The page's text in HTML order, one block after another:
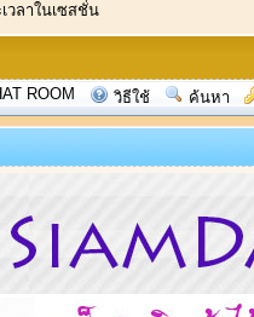
วลาในเซสชั่น
ROOM วิธีใช้ ค้นหา